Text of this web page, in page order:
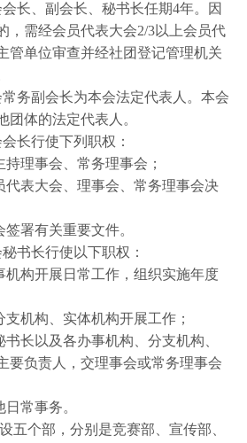
、副会长、秘书长任期4年。因
，需经会员代表大会2/3以上会员代
管单位审查并经社团登记管理机关
副会长为本会法定代表人。本会
团体的法定代表人。
行使下列职权：
事会、常务理事会；
大会、理事会、常务理事会决
有关重要文件。
长行使以下职权：
开展日常工作，组织实施年度
构、实体机构开展工作；
以及各办事机构、分支机构、
要负责人，交理事会或常务理事会
常事务。
个部，分别是竞赛部、宣传部、